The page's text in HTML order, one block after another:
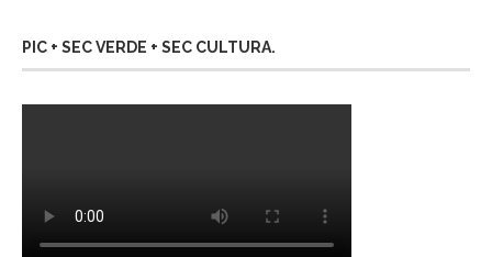
PIC + SEC VERDE + SEC CULTURA.